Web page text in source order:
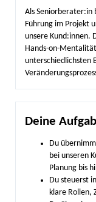
Als Seniorberater:in
Führung im Projekt
unsere Kund:innen.
Hands-on-
unterschiedlichsten
Deine
Du
bei unseren
Planung bis
Du steuerst
klare Rollen,